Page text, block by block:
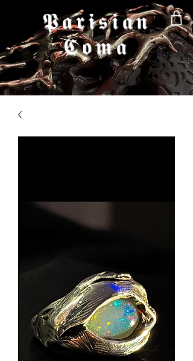
𝕻𝖆𝖗𝖎𝖘𝖎𝖆𝖓
𝕮𝖔𝖒𝖆